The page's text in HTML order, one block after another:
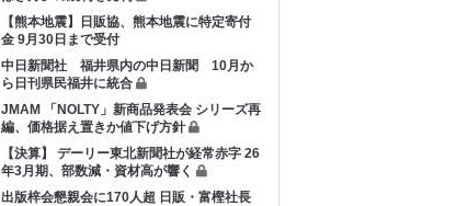
【熊本地震】日販協、熊本地震に特定寄付
金 9月30日まで受付
中日新聞社 福井県内の中日新聞 10月か
ら日刊県民福井に統合
JMAM 「NOLTY」新商品発表会 シリーズ再
編、価格据え置きか値下げ方針
【決算】 デーリー東北新聞社が経常赤字 26
年3月期、部数減・資材高が響く
出版梓会懇親会に170人超 日販・富樫社長